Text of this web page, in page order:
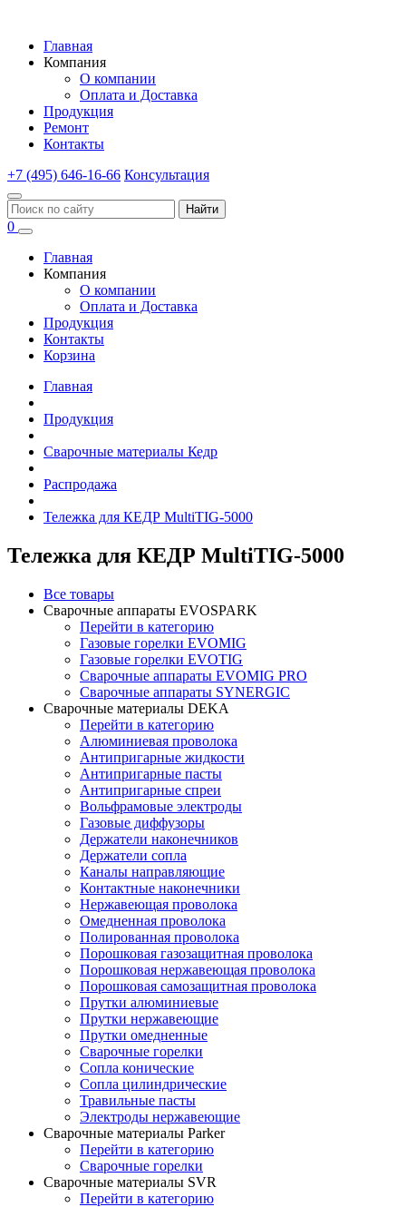
Главная
Компания
О компании
Оплата и Доставка
Продукция
Ремонт
Контакты
+7 (495) 646-16-66 Консультация
Найти
0
Главная
Компания
О компании
Оплата и Доставка
Продукция
Контакты
Корзина
Главная
Продукция
Сварочные материалы Кедр
Распродажа
Тележка для КЕДР MultiTIG-5000
Тележка для КЕДР MultiTIG-5000
Все товары
Сварочные аппараты EVOSPARK
Перейти в категорию
Газовые горелки EVOMIG
Газовые горелки EVOTIG
Сварочные аппараты EVOMIG PRO
Сварочные аппараты SYNERGIC
Сварочные материалы DEKA
Перейти в категорию
Алюминиевая проволока
Антипригарные жидкости
Антипригарные пасты
Антипригарные спреи
Вольфрамовые электроды
Газовые диффузоры
Держатели наконечников
Держатели сопла
Каналы направляющие
Контактные наконечники
Нержавеющая проволока
Омедненная проволока
Полированная проволока
Порошковая газозащитная проволока
Порошковая нержавеющая проволока
Порошковая самозащитная проволока
Прутки алюминиевые
Прутки нержавеющие
Прутки омедненные
Сварочные горелки
Сопла конические
Сопла цилиндрические
Травильные пасты
Электроды нержавеющие
Сварочные материалы Parker
Перейти в категорию
Сварочные горелки
Сварочные материалы SVR
Перейти в категорию